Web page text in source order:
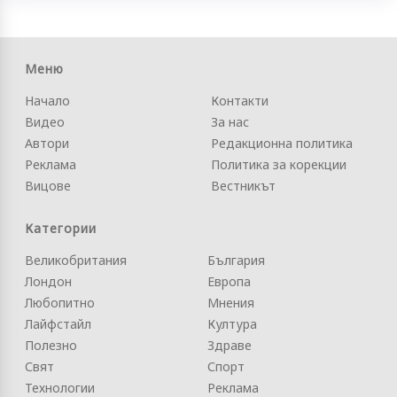
Меню
Начало
Видео
Автори
Реклама
Вицове
Контакти
За нас
Редакционна политика
Политика за корекции
Вестникът
Категории
Великобритания
Лондон
Любопитно
Лайфстайл
Полезно
Свят
Технологии
България
Европа
Мнения
Култура
Здраве
Спорт
Реклама